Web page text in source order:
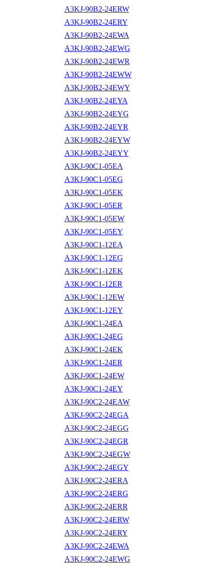
A3KJ-90B2-24ERW
A3KJ-90B2-24ERY
A3KJ-90B2-24EWA
A3KJ-90B2-24EWG
A3KJ-90B2-24EWR
A3KJ-90B2-24EWW
A3KJ-90B2-24EWY
A3KJ-90B2-24EYA
A3KJ-90B2-24EYG
A3KJ-90B2-24EYR
A3KJ-90B2-24EYW
A3KJ-90B2-24EYY
A3KJ-90C1-05EA
A3KJ-90C1-05EG
A3KJ-90C1-05EK
A3KJ-90C1-05ER
A3KJ-90C1-05EW
A3KJ-90C1-05EY
A3KJ-90C1-12EA
A3KJ-90C1-12EG
A3KJ-90C1-12EK
A3KJ-90C1-12ER
A3KJ-90C1-12EW
A3KJ-90C1-12EY
A3KJ-90C1-24EA
A3KJ-90C1-24EG
A3KJ-90C1-24EK
A3KJ-90C1-24ER
A3KJ-90C1-24EW
A3KJ-90C1-24EY
A3KJ-90C2-24EAW
A3KJ-90C2-24EGA
A3KJ-90C2-24EGG
A3KJ-90C2-24EGR
A3KJ-90C2-24EGW
A3KJ-90C2-24EGY
A3KJ-90C2-24ERA
A3KJ-90C2-24ERG
A3KJ-90C2-24ERR
A3KJ-90C2-24ERW
A3KJ-90C2-24ERY
A3KJ-90C2-24EWA
A3KJ-90C2-24EWG